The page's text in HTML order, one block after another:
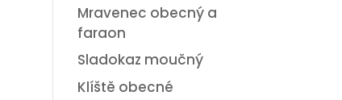
Mravenec obecný a
faraon
Sladokaz moučný
Klíště obecné